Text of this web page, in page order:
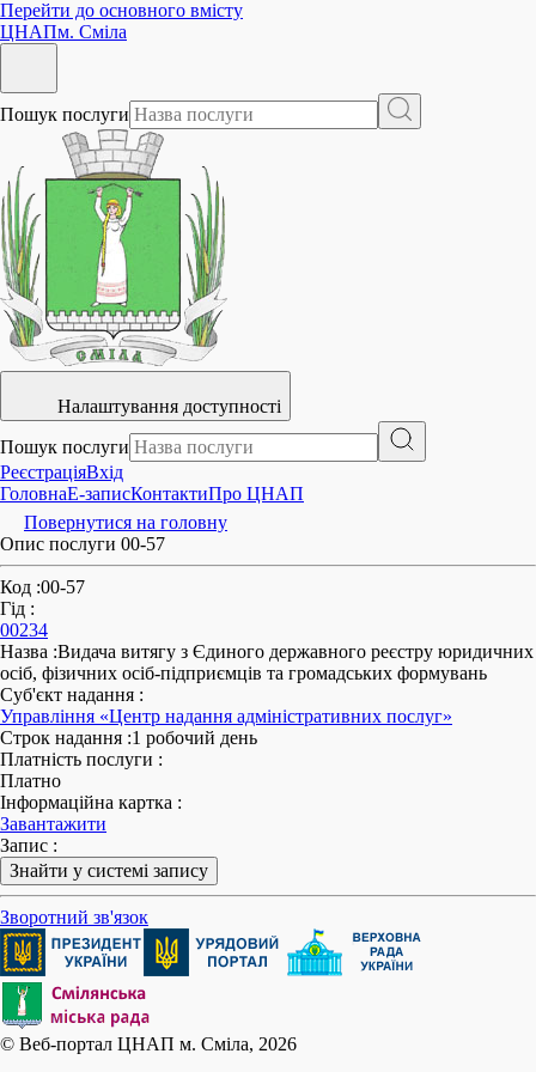
Перейти до основного вмісту
ЦНАПм. Сміла
Пошук послуги
Налаштування доступності
Пошук послуги
РеєстраціяВхід
ГоловнаE-записКонтактиПро ЦНАП
Повернутися на головну
Опис послуги 00-57
Код :00-57
Гід :
00234
Назва :Видача витягу з Єдиного державного реєстру юридичних
осіб, фізичних осіб-підприємців та громадських формувань
Суб'єкт надання :
Управління «Центр надання адміністративних послуг»
Строк надання :1 робочий день
Платність послуги :
Платно
Інформаційна картка :
Завантажити
Запис :
Знайти у системі запису
Зворотний зв'язок
© Веб-портал ЦНАП м. Сміла, 2026